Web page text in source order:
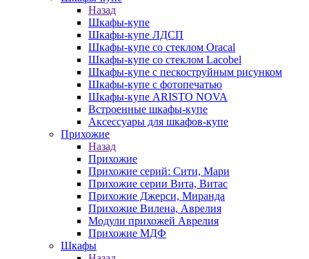
Назад
Шкафы-купе
Шкафы-купе ЛДСП
Шкафы-купе со стеклом Oracal
Шкафы-купе со стеклом Lacobel
Шкафы-купе с пескоструйным рисунком
Шкафы-купе с фотопечатью
Шкафы-купе ARISTO NOVA
Встроенные шкафы-купе
Аксессуары для шкафов-купе
Прихожие
Назад
Прихожие
Прихожие серий: Сити, Мари
Прихожие серии Вита, Витас
Прихожие Джерси, Миранда
Прихожие Вилена, Аврелия
Модули прихожей Аврелия
Прихожие МДФ
Шкафы